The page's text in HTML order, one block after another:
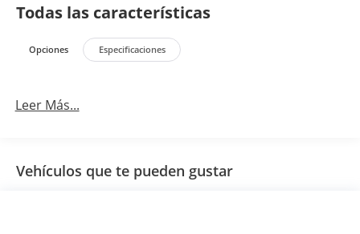
Todas las características
Opciones Especificaciones
Leer Más...
Vehículos que te pueden gustar